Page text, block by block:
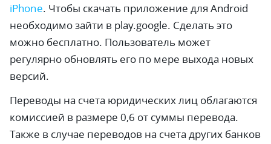
iPhone. Чтобы скачать приложение для Android
необходимо зайти в play.google. Сделать это
можно бесплатно. Пользователь может
регулярно обновлять его по мере выхода новых
версий.
Переводы на счета юридических лиц облагаются
комиссией в размере 0,6 от суммы перевода.
Также в случае переводов на счета других банков